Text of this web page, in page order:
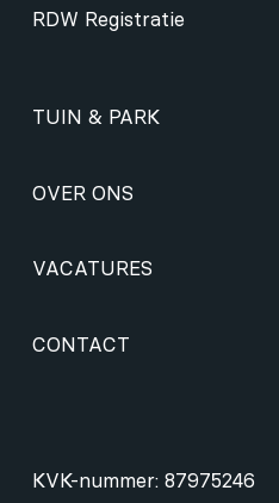
RDW Registratie
TUIN & PARK
OVER ONS
VACATURES
CONTACT
KVK-nummer: 87975246